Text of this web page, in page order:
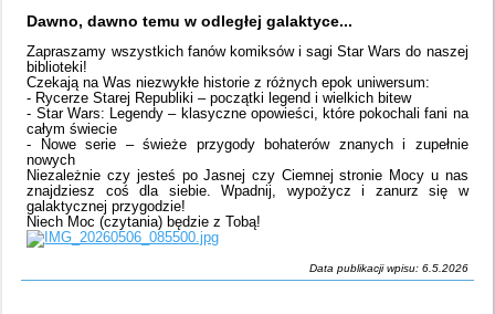
Dawno, dawno temu w odległej galaktyce...
Zapraszamy wszystkich fanów komiksów i sagi Star Wars do naszej
biblioteki!
Czekają na Was niezwykłe historie z różnych epok uniwersum:
- Rycerze Starej Republiki – początki legend i wielkich bitew
- Star Wars: Legendy – klasyczne opowieści, które pokochali fani na
całym świecie
- Nowe serie – świeże przygody bohaterów znanych i zupełnie
nowych
Niezależnie czy jesteś po Jasnej czy Ciemnej stronie Mocy u nas
znajdziesz coś dla siebie. Wpadnij, wypożycz i zanurz się w
galaktycznej przygodzie!
Niech Moc (czytania) będzie z Tobą!
Data publikacji wpisu: 6.5.2026